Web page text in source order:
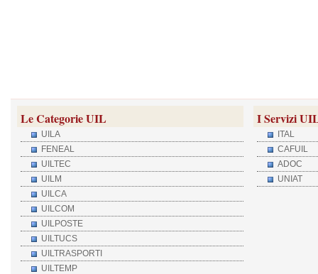
Le Categorie UIL
UILA
FENEAL
UILTEC
UILM
UILCA
UILCOM
UILPOSTE
UILTUCS
UILTRASPORTI
UILTEMP
I Servizi
ITAL
CAFUIL
ADOC
UNIAT